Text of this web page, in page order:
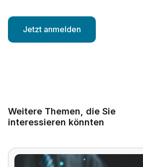
Weitere Themen, die Sie
interessieren könnten